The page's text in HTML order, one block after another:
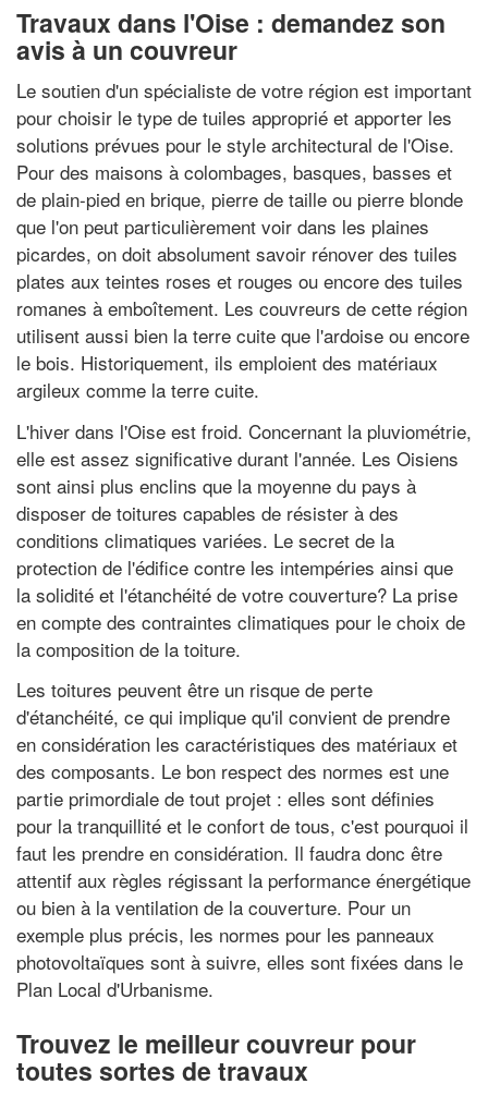
Travaux dans l'Oise : demandez son
avis à un couvreur
Le soutien d'un spécialiste de votre région est important
pour choisir le type de tuiles approprié et apporter les
solutions prévues pour le style architectural de l'Oise.
Pour des maisons à colombages, basques, basses et
de plain-pied en brique, pierre de taille ou pierre blonde
que l'on peut particulièrement voir dans les plaines
picardes, on doit absolument savoir rénover des tuiles
plates aux teintes roses et rouges ou encore des tuiles
romanes à emboîtement. Les couvreurs de cette région
utilisent aussi bien la terre cuite que l'ardoise ou encore
le bois. Historiquement, ils emploient des matériaux
argileux comme la terre cuite.
L'hiver dans l'Oise est froid. Concernant la pluviométrie,
elle est assez significative durant l'année. Les Oisiens
sont ainsi plus enclins que la moyenne du pays à
disposer de toitures capables de résister à des
conditions climatiques variées. Le secret de la
protection de l'édifice contre les intempéries ainsi que
la solidité et l'étanchéité de votre couverture? La prise
en compte des contraintes climatiques pour le choix de
la composition de la toiture.
Les toitures peuvent être un risque de perte
d'étanchéité, ce qui implique qu'il convient de prendre
en considération les caractéristiques des matériaux et
des composants. Le bon respect des normes est une
partie primordiale de tout projet : elles sont définies
pour la tranquillité et le confort de tous, c'est pourquoi il
faut les prendre en considération. Il faudra donc être
attentif aux règles régissant la performance énergétique
ou bien à la ventilation de la couverture. Pour un
exemple plus précis, les normes pour les panneaux
photovoltaïques sont à suivre, elles sont fixées dans le
Plan Local d'Urbanisme.
Trouvez le meilleur couvreur pour
toutes sortes de travaux